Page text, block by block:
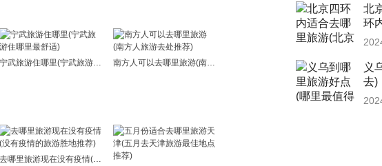
宁武旅游住哪里(宁武旅游住哪里最舒适) 南方人可以去哪里旅游(南方人旅游去处推荐)
去哪里旅游现在没有疫情(没有疫情的旅游胜地推荐)
北
环
义
去)